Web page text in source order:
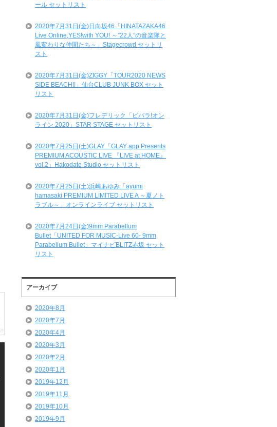
ール セットリスト
2020年7月31日(金)日向坂46「HINATAZAKA46
Live Online,YES!with YOU! ～”22人”の音楽隊と
風変わりな仲間たち～」Stagecrowd セットリ
スト
2020年7月31日(金)ZIGGY「TOUR2020 NEWS
SIDE BEACH!!」仙台CLUB JUNK BOX セット
リスト
2020年7月31日(金)フレデリック「ビバラ!オン
ライン 2020」STAR STAGE セットリスト
2020年7月25日(土)GLAY「GLAY app Presents
PREMIUM ACOUSTIC LIVE 『LIVE at HOME』
vol.2」Hakodate Studio セットリスト
2020年7月25日(土)浜崎あゆみ「ayumi
hamasaki PREMIUM LIMITED LIVE A ～夏ノト
ラブル～」オンラインライブ セットリスト
2020年7月24日(金)9mm Parabellum
Bullet「UNITED FOR MUSIC-Live 60- 9mm
Parabellum Bullet」マイナビBLITZ赤坂 セット
リスト
アーカイブ
2020年8月
2020年7月
2020年4月
2020年3月
2020年2月
2020年1月
2019年12月
2019年11月
2019年10月
2019年9月